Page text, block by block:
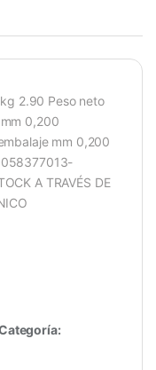
2.90 Peso neto
0,200
mm 0,200
A TRAVÉS DE